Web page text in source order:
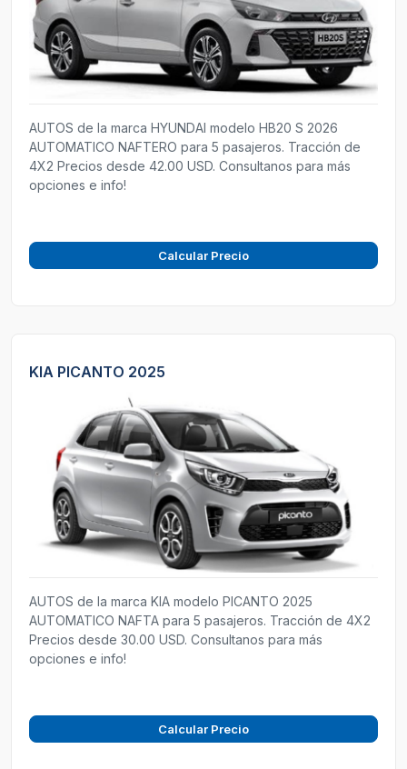
AUTOS de la marca HYUNDAI modelo HB20 S 2026
AUTOMATICO NAFTERO para 5 pasajeros. Tracción de
4X2 Precios desde 42.00 USD. Consultanos para más
opciones e info!
Calcular Precio
KIA PICANTO 2025
AUTOS de la marca KIA modelo PICANTO 2025
AUTOMATICO NAFTA para 5 pasajeros. Tracción de 4X2
Precios desde 30.00 USD. Consultanos para más
opciones e info!
Calcular Precio